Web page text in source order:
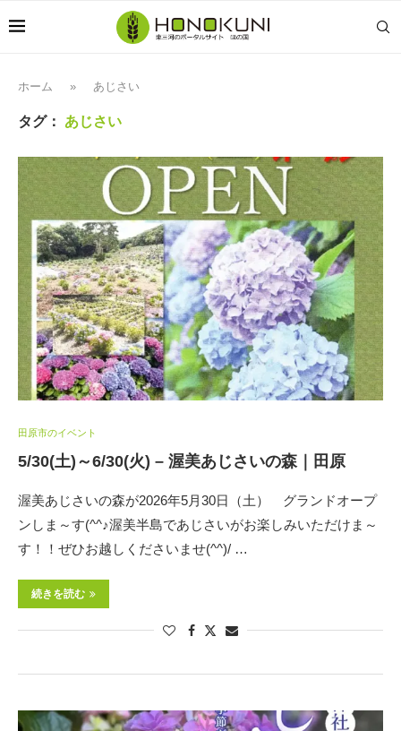
ホーム » あじさい
タグ： あじさい
田原市のイベント
5/30(土)～6/30(火) – 渥美あじさいの森｜田原
渥美あじさいの森が2026年5月30日（土） グランドオープ
ンしま～す(^^♪渥美半島であじさいがお楽しみいただけま～
す！！ぜひお越しくださいませ(^^)/ …
続きを読む